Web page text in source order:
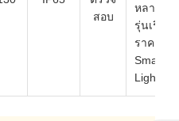
สอบ
หลายแบ
รุ่นเริ่มต้
ราคา, ร
Smart
Lighting